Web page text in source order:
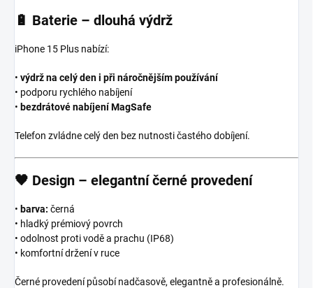
🔋 Baterie – dlouhá výdrž
iPhone 15 Plus nabízí:
• výdrž na celý den i při náročnějším používání
• podporu rychlého nabíjení
• bezdrátové nabíjení MagSafe
Telefon zvládne celý den bez nutnosti častého dobíjení.
🖤 Design – elegantní černé provedení
• barva: černá
• hladký prémiový povrch
• odolnost proti vodě a prachu (IP68)
• komfortní držení v ruce
Černé provedení působí nadčasově, elegantně a profesionálně.